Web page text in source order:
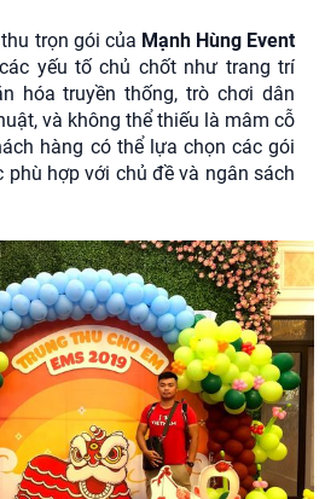
trọn gói của Mạnh Hùng Event
yếu tố chủ chốt như trang trí
hóa truyền thống, trò chơi dân
và không thể thiếu là mâm cỗ
hàng có thể lựa chọn các gói
phù hợp với chủ đề và ngân sách